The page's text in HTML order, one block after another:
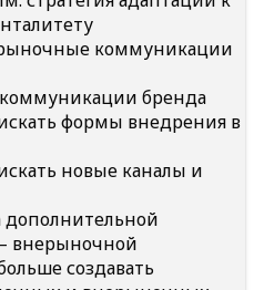
коммуникации
бренда
формы внедрения в
новые каналы и
внерыночной
создавать